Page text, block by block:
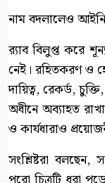
নাম বদলালেও
র‍্যাব বিলুপ্ত করে
নেই। রহিতকরণ ও
দায়িত্ব, রেকর্ড,
অধীনে অব্যাহত
ও কার্যধারাও
সংশ্লিষ্টরা